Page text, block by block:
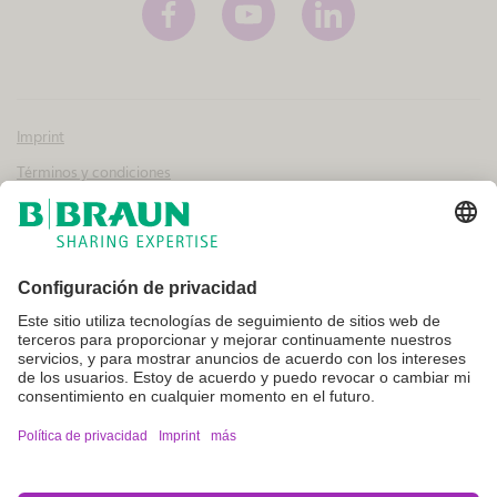
Imprint
Términos y condiciones
Aviso legal y condiciones de uso
Política de privacidad
Canal interno de información
Configuración de cookies
No todos los productos que aparecen en esta web están registrados y
de uso y presentación de dichos productos pueden variar en función